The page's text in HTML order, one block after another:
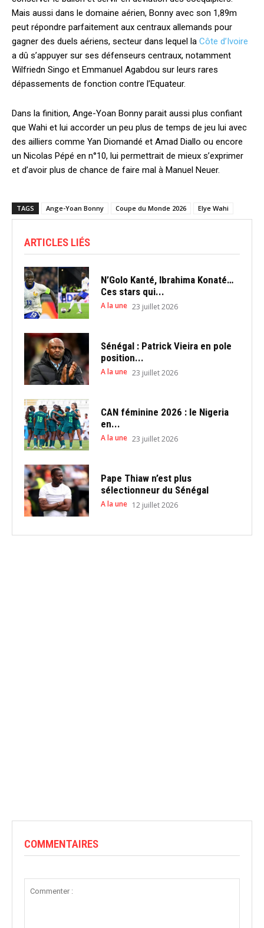
Mais aussi dans le domaine aérien, Bonny avec son 1,89m
peut répondre parfaitement aux centraux allemands pour
gagner des duels aériens, secteur dans lequel la Côte d’Ivoire
a dû s’appuyer sur ses défenseurs centraux, notamment
Wilfriedn Singo et Emmanuel Agabdou sur leurs rares
dépassements de fonction contre l’Equateur.
Dans la finition, Ange-Yoan Bonny parait aussi plus confiant
que Wahi et lui accorder un peu plus de temps de jeu lui avec
des ailliers comme Yan Diomandé et Amad Diallo ou encore
un Nicolas Pépé en n°10, lui permettrait de mieux s’exprimer
et d’avoir plus de chance de faire mal à Manuel Neuer.
TAGS Ange-Yoan Bonny Coupe du Monde 2026 Elye Wahi
ARTICLES LIÉS
N’Golo Kanté, Ibrahima Konaté…
Ces stars qui...
A la une 23 juillet 2026
Sénégal : Patrick Vieira en pole
position...
A la une 23 juillet 2026
CAN féminine 2026 : le Nigeria
en...
A la une 23 juillet 2026
Pape Thiaw n’est plus
sélectionneur du Sénégal
A la une 12 juillet 2026
COMMENTAIRES